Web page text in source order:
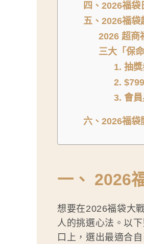
四、2026福袋
五、2026福袋
2026 超商
三大「保
1. 抽
2.
3. 會員
六、2026福袋
一、 2026
想要在2026福袋大
人的挑選心法。以
口上，選出最適合